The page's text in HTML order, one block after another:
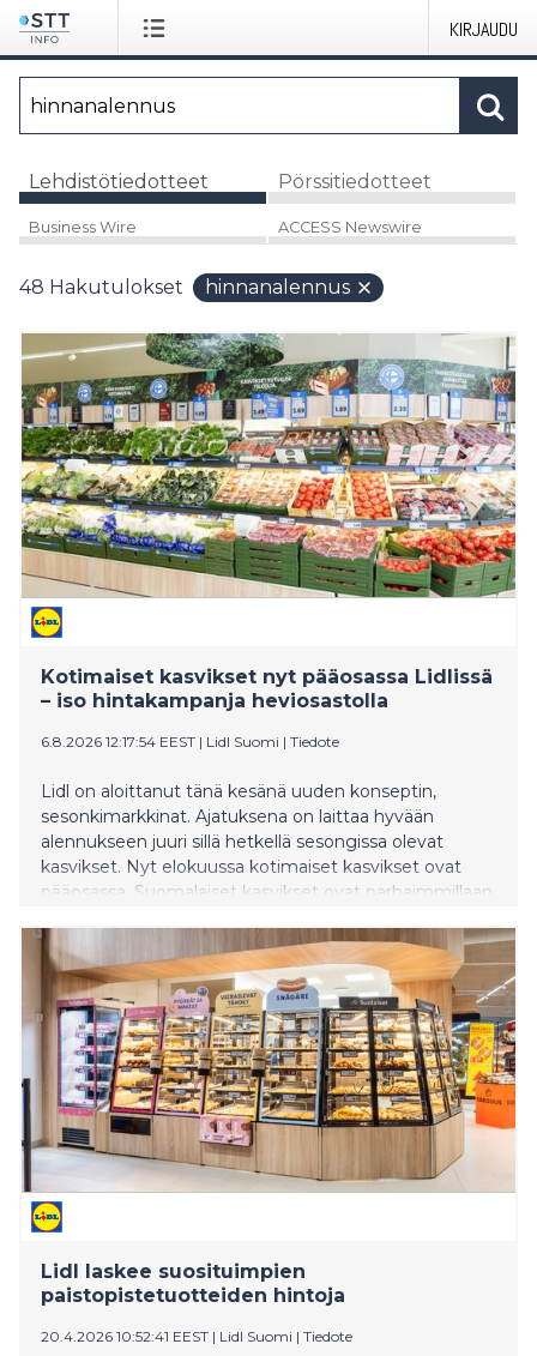
KIRJAUDU
Lehdistötiedotteet Pörssitiedotteet
Business Wire ACCESS Newswire
48 Hakutulokset hinnanalennus
Kotimaiset kasvikset nyt pääosassa Lidlissä
– iso hintakampanja heviosastolla
6.8.2026 12:17:54 EEST | Lidl Suomi | Tiedote
Lidl on aloittanut tänä kesänä uuden konseptin,
sesonkimarkkinat. Ajatuksena on laittaa hyvään
alennukseen juuri sillä hetkellä sesongissa olevat
kasvikset. Nyt elokuussa kotimaiset kasvikset ovat
pääosassa. Suomalaiset kasvikset ovat parhaimmillaan
kaikkein tuoreimpia ja maukkaimpia. Kotimaiset
kasvikset ovat isossa alennuksessa, parhaimmillaan
jopa 40 prosenttia.
Lidl laskee suosituimpien
paistopistetuotteiden hintoja
20.4.2026 10:52:41 EEST | Lidl Suomi | Tiedote